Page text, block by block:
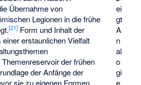
ei
gt
A
n
al
o
gi
Übernahme von
Legionen in die frühe
[21] Form und Inhalt der
erstaunlichen Vielfalt
der frühen
der Anfänge der
sie zu eigenen Formen